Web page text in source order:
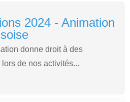
2024 - Animation
donne droit à des
de nos activités...